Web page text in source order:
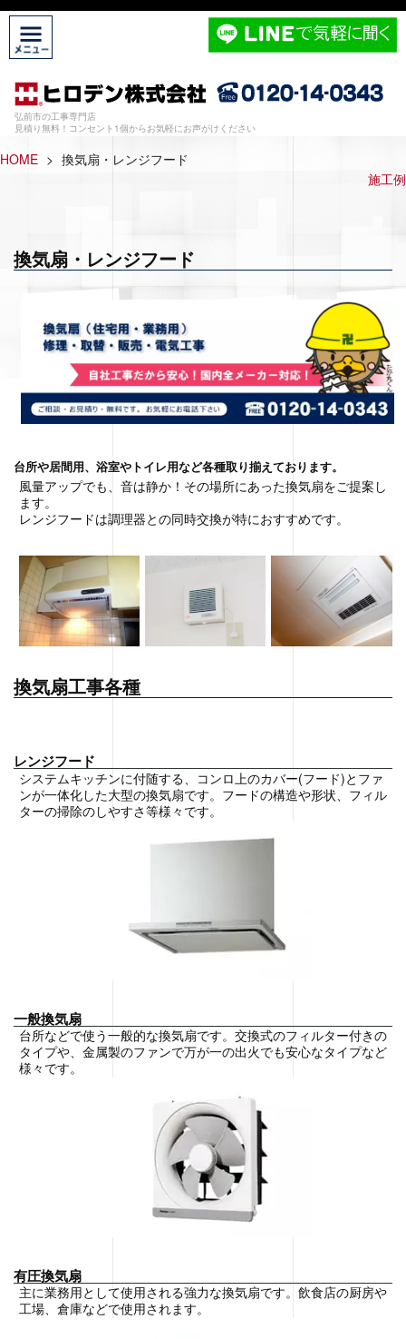
弘前市の工事専門店
見積り無料！コンセント1個からお気軽にお声がけください
HOME > 換気扇・レンジフード
施工例
換気扇・レンジフード
台所や居間用、浴室やトイレ用など各種取り揃えております。
風量アップでも、音は静か！その場所にあった換気扇をご提案し
ます。
レンジフードは調理器との同時交換が特におすすめです。
換気扇工事各種
レンジフード
システムキッチンに付随する、コンロ上のカバー(フード)とファ
ンが一体化した大型の換気扇です。フードの構造や形状、フィル
ターの掃除のしやすさ等様々です。
一般換気扇
台所などで使う一般的な換気扇です。交換式のフィルター付きの
タイプや、金属製のファンで万が一の出火でも安心なタイプなど
様々です。
有圧換気扇
主に業務用として使用される強力な換気扇です。飲食店の厨房や
工場、倉庫などで使用されます。